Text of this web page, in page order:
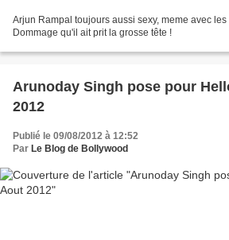
Arjun Rampal toujours aussi sexy, meme avec
Dommage qu'il ait prit la grosse tête !
Arunoday Singh pose pour
2012
Publié le 09/08/2012 à 12:52
Par Le Blog de Bollywood